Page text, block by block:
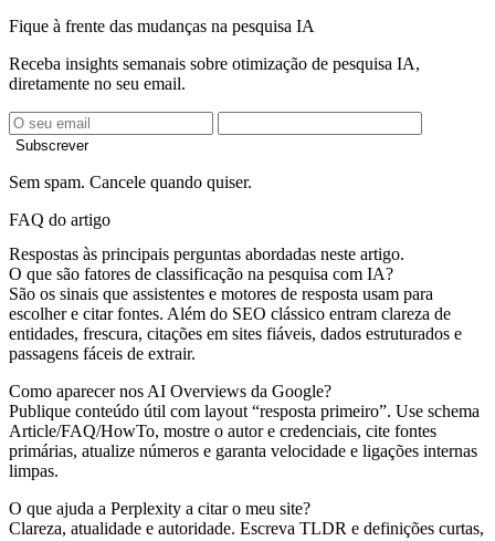
Fique à frente das mudanças na pesquisa IA
Receba insights semanais sobre otimização de pesquisa IA,
diretamente no seu email.
Subscrever
Sem spam. Cancele quando quiser.
FAQ do artigo
Respostas às principais perguntas abordadas neste artigo.
O que são fatores de classificação na pesquisa com IA?
São os sinais que assistentes e motores de resposta usam para
escolher e citar fontes. Além do SEO clássico entram clareza de
entidades, frescura, citações em sites fiáveis, dados estruturados e
passagens fáceis de extrair.
Como aparecer nos AI Overviews da Google?
Publique conteúdo útil com layout “resposta primeiro”. Use schema
Article/FAQ/HowTo, mostre o autor e credenciais, cite fontes
primárias, atualize números e garanta velocidade e ligações internas
limpas.
O que ajuda a Perplexity a citar o meu site?
Clareza, atualidade e autoridade. Escreva TLDR e definições curtas,